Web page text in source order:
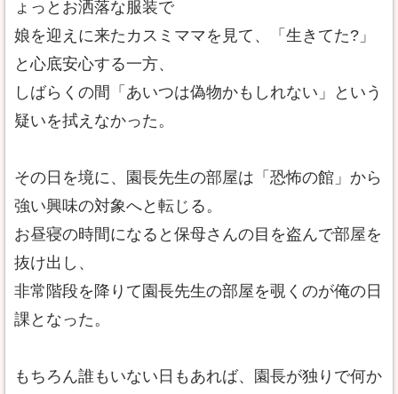
ょっとお洒落な服装で
娘を迎えに来たカスミママを見て、「生きてた?」
と心底安心する一方、
しばらくの間「あいつは偽物かもしれない」という
疑いを拭えなかった。
その日を境に、園長先生の部屋は「恐怖の館」から
強い興味の対象へと転じる。
お昼寝の時間になると保母さんの目を盗んで部屋を
抜け出し、
非常階段を降りて園長先生の部屋を覗くのが俺の日
課となった。
もちろん誰もいない日もあれば、園長が独りで何か